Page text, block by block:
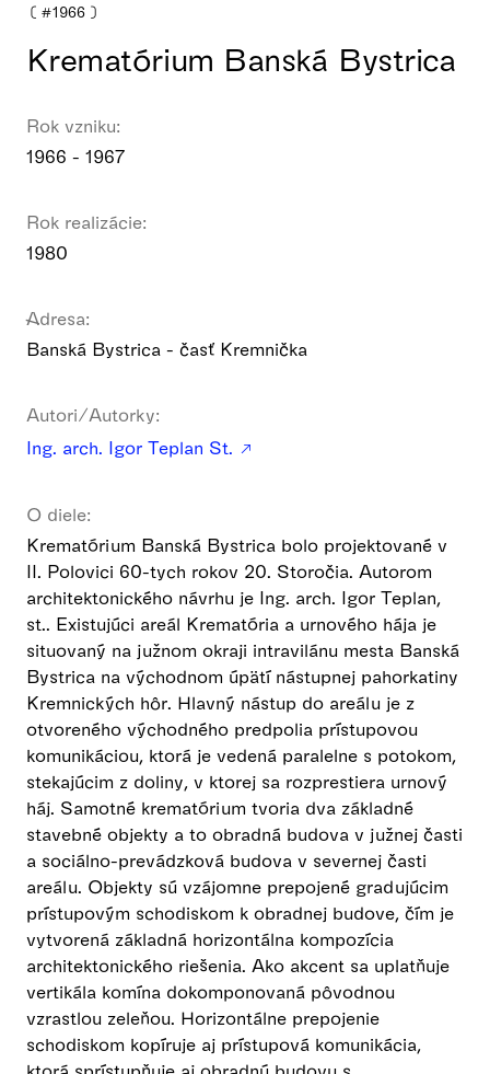
❪ #1966 ❫
Krematórium Banská Bystrica
Rok vzniku:
1966 - 1967
Rok realizácie:
1980
Adresa:
Banská Bystrica - časť Kremnička
Autori/Autorky:
Ing. arch. Igor Teplan St.
O diele:
Krematórium Banská Bystrica bolo projektované v
II. Polovici 60-tych rokov 20. Storočia. Autorom
architektonického návrhu je Ing. arch. Igor Teplan,
st.. Existujúci areál Krematória a urnového hája je
situovaný na južnom okraji intravilánu mesta Banská
Bystrica na východnom úpätí nástupnej pahorkatiny
Kremnických hôr. Hlavný nástup do areálu je z
otvoreného východného predpolia prístupovou
komunikáciou, ktorá je vedená paralelne s potokom,
stekajúcim z doliny, v ktorej sa rozprestiera urnový
háj. Samotné krematórium tvoria dva základné
stavebné objekty a to obradná budova v južnej časti
a sociálno-prevádzková budova v severnej časti
areálu. Objekty sú vzájomne prepojené gradujúcim
prístupovým schodiskom k obradnej budove, čím je
vytvorená základná horizontálna kompozícia
architektonického riešenia. Ako akcent sa uplatňuje
vertikála komína dokomponovaná pôvodnou
vzrastlou zeleňou. Horizontálne prepojenie
schodiskom kopíruje aj prístupová komunikácia,
ktorá sprístupňuje aj obradnú budovu s